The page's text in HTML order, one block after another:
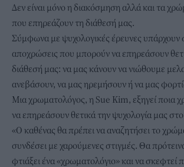
Δεν είναι μόνο η διακόσμηση αλλά και τα
που επηρεάζουν τη διάθεσή μας.
Σύμφωνα με ψυχολογικές έρευνες υπάρχουν
αποχρώσεις που μπορούν να επηρεάσουν
διάθεσή μας: να μας κάνουν να νιώθουμε
ανεβάσουν, να μας ηρεμήσουν ή να μας
Μια χρωματολόγος, η Sue Kim, εξηγεί ποια
να επηρεάσουν θετικά την ψυχολογία μας στο
«Ο καθένας θα πρέπει να αναζητήσει το
συνδέσει με χαρούμενες στιγμές. Θα
φτιάξει ένα «χρωματολόγιο» και να σκεφτεί